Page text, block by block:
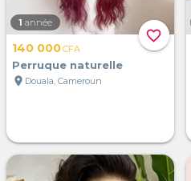
favorite_border
1 année
140 000CFA
Perruque naturelle
location_on Douala, Cameroun